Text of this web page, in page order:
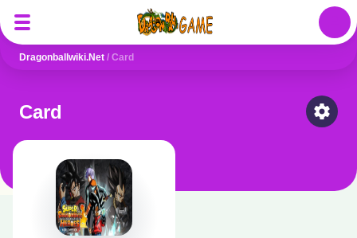
Dragonballwiki.net / Card
Card
Select